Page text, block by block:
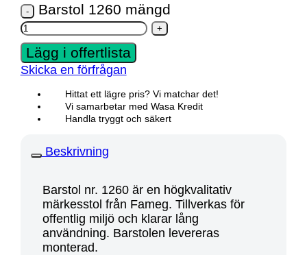
Barstol 1260 mängd
Lägg i offertlista
Skicka en förfrågan
Hittat ett lägre pris? Vi matchar det!
Vi samarbetar med Wasa Kredit
Handla tryggt och säkert
Beskrivning
Barstol nr. 1260 är en högkvalitativ
märkesstol från Fameg. Tillverkas för
offentlig miljö och klarar lång
användning. Barstolen levereras
monterad.